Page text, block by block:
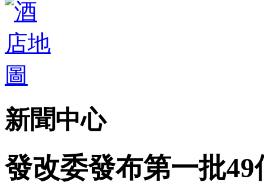
新聞中心
發改委發布第一批